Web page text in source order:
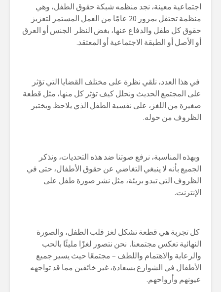
اجتماعية معينة، نجد منظمه شبكة حقوق الطفل، وهي
منظمة تحتفل بمرور 20 عامًا من العمل المستمر لتعزيز
حقوق كل طفل والدفاع عنها، بغض النظر الجنس أو العرق
أو الأصل أو الطبقة الاجتماعية أو المعتقد.
في هذا العدد، نلقي نظرة على مختلف القضايا التي تؤثر
على المجتمع الحديث ونحلل كيف تؤثر كل منها، مثل قطعة
صغيرة من اللغز، على نفسية الطفل الذي يلاحظ ويختبر
الظروف من حوله.
وبهذه المناسبة، نرفع صوتنا ضد هذه التحديات، ونذكر
الجميع بأنه لا ينبغي التغاضي عن حقوق الأطفال، حتى في
الظروف التي تبدو بريئة، مثل نشر صورة طفل على
الإنترنت.
كل تجربة هي قطعة تشكل لغز قلب الطفل، والصورة
النهائية تعكس مجتمعنا. نحن نتصور لغزًا مليئًا بالحب
والرعاية والاهتمام واللطف – مجتمعًا حيث يسير جميع
الأطفال في الشوارع بسعادة، غير خائفين مما قد تواجهه
عيونهم وأرواحهم.